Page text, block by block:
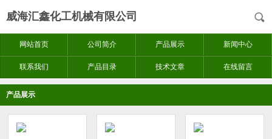
威海汇鑫化工机械有限公司
网站首页 公司简介 产品展示 新闻中心
联系我们 产品目录 技术文章 在线留言
产品展示